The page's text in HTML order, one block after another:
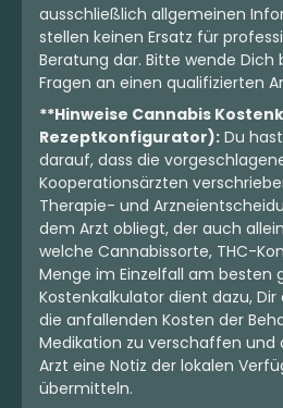
ausschließlich allgemeinen
stellen keinen Ersatz für
Beratung dar. Bitte wende
Fragen an einen qualifizierten
**Hinweise Cannabis
Rezeptkonfigurator): Du
darauf, dass die
Kooperationsärzten
Therapie- und
dem Arzt obliegt, der auch
welche Cannabissorte, THC-
Menge im Einzelfall am besten
Kostenkalkulator dient dazu,
die anfallenden Kosten der
Medikation zu verschaffen und
Arzt eine Notiz der lokalen
übermitteln.